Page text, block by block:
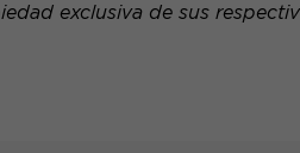
exclusiva de sus